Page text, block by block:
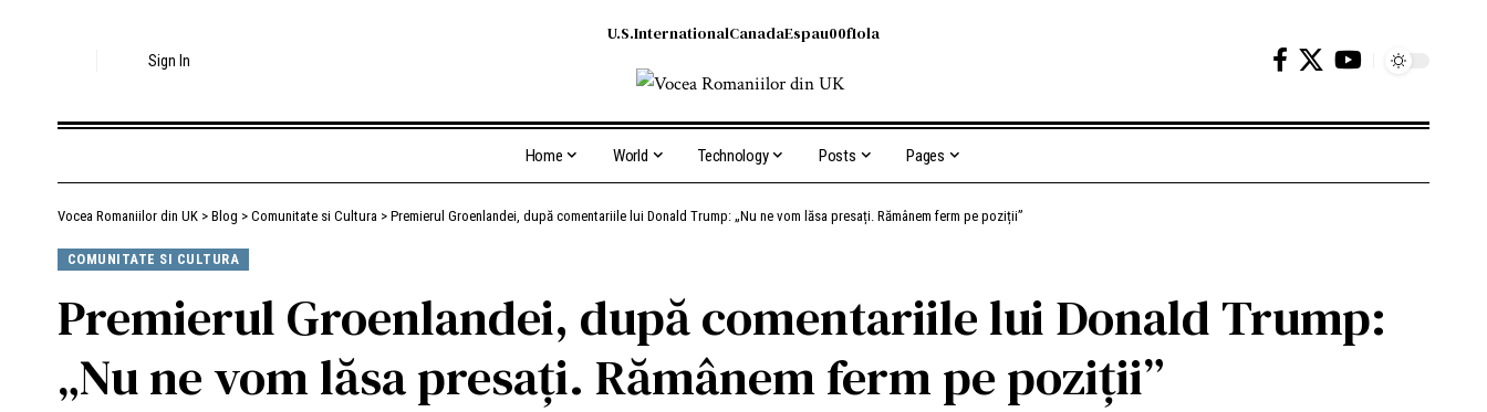
Sign In
U.S.InternationalCanadaEspau00f1ola
Home World Technology Posts Pages
Vocea Romaniilor din UK > Blog > Comunitate si Cultura > Premierul Groenlandei, după comentariile lui Donald Trump: „Nu ne vom lăsa presați. Rămânem ferm pe poziții”
COMUNITATE SI CULTURA
Premierul Groenlandei, după comentariile lui Donald Trump:
„Nu ne vom lăsa presați. Rămânem ferm pe poziții”